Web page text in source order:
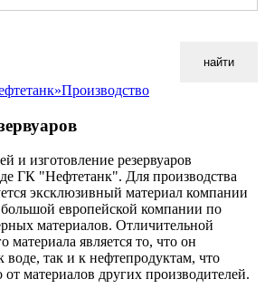
найти
Производство
и изготовление резервуаров
ГК "Нефтетанк". Для производства
эксклюзивный материал компании
европейской компании по
материалов. Отличительной
материала является то, что он
воде, так и к нефтепродуктам, что
от материалов других производителей.